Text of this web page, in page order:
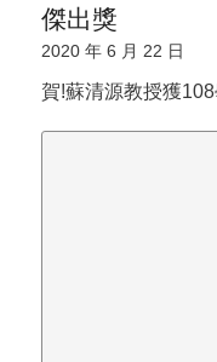
傑出獎
2020 年 6 月 22 日
賀!蘇清源教授獲